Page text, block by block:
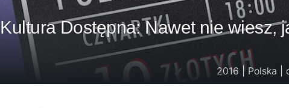
Kultura Dostępna: Nawet nie wiesz,
2016 | Polska |